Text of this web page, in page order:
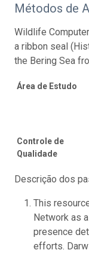
Métodos de
Wildlife
a ribbon seal
the Bering Sea
Área de Estudo
Controle de
Qualidade
Descrição dos
This
Network as
presence
efforts.